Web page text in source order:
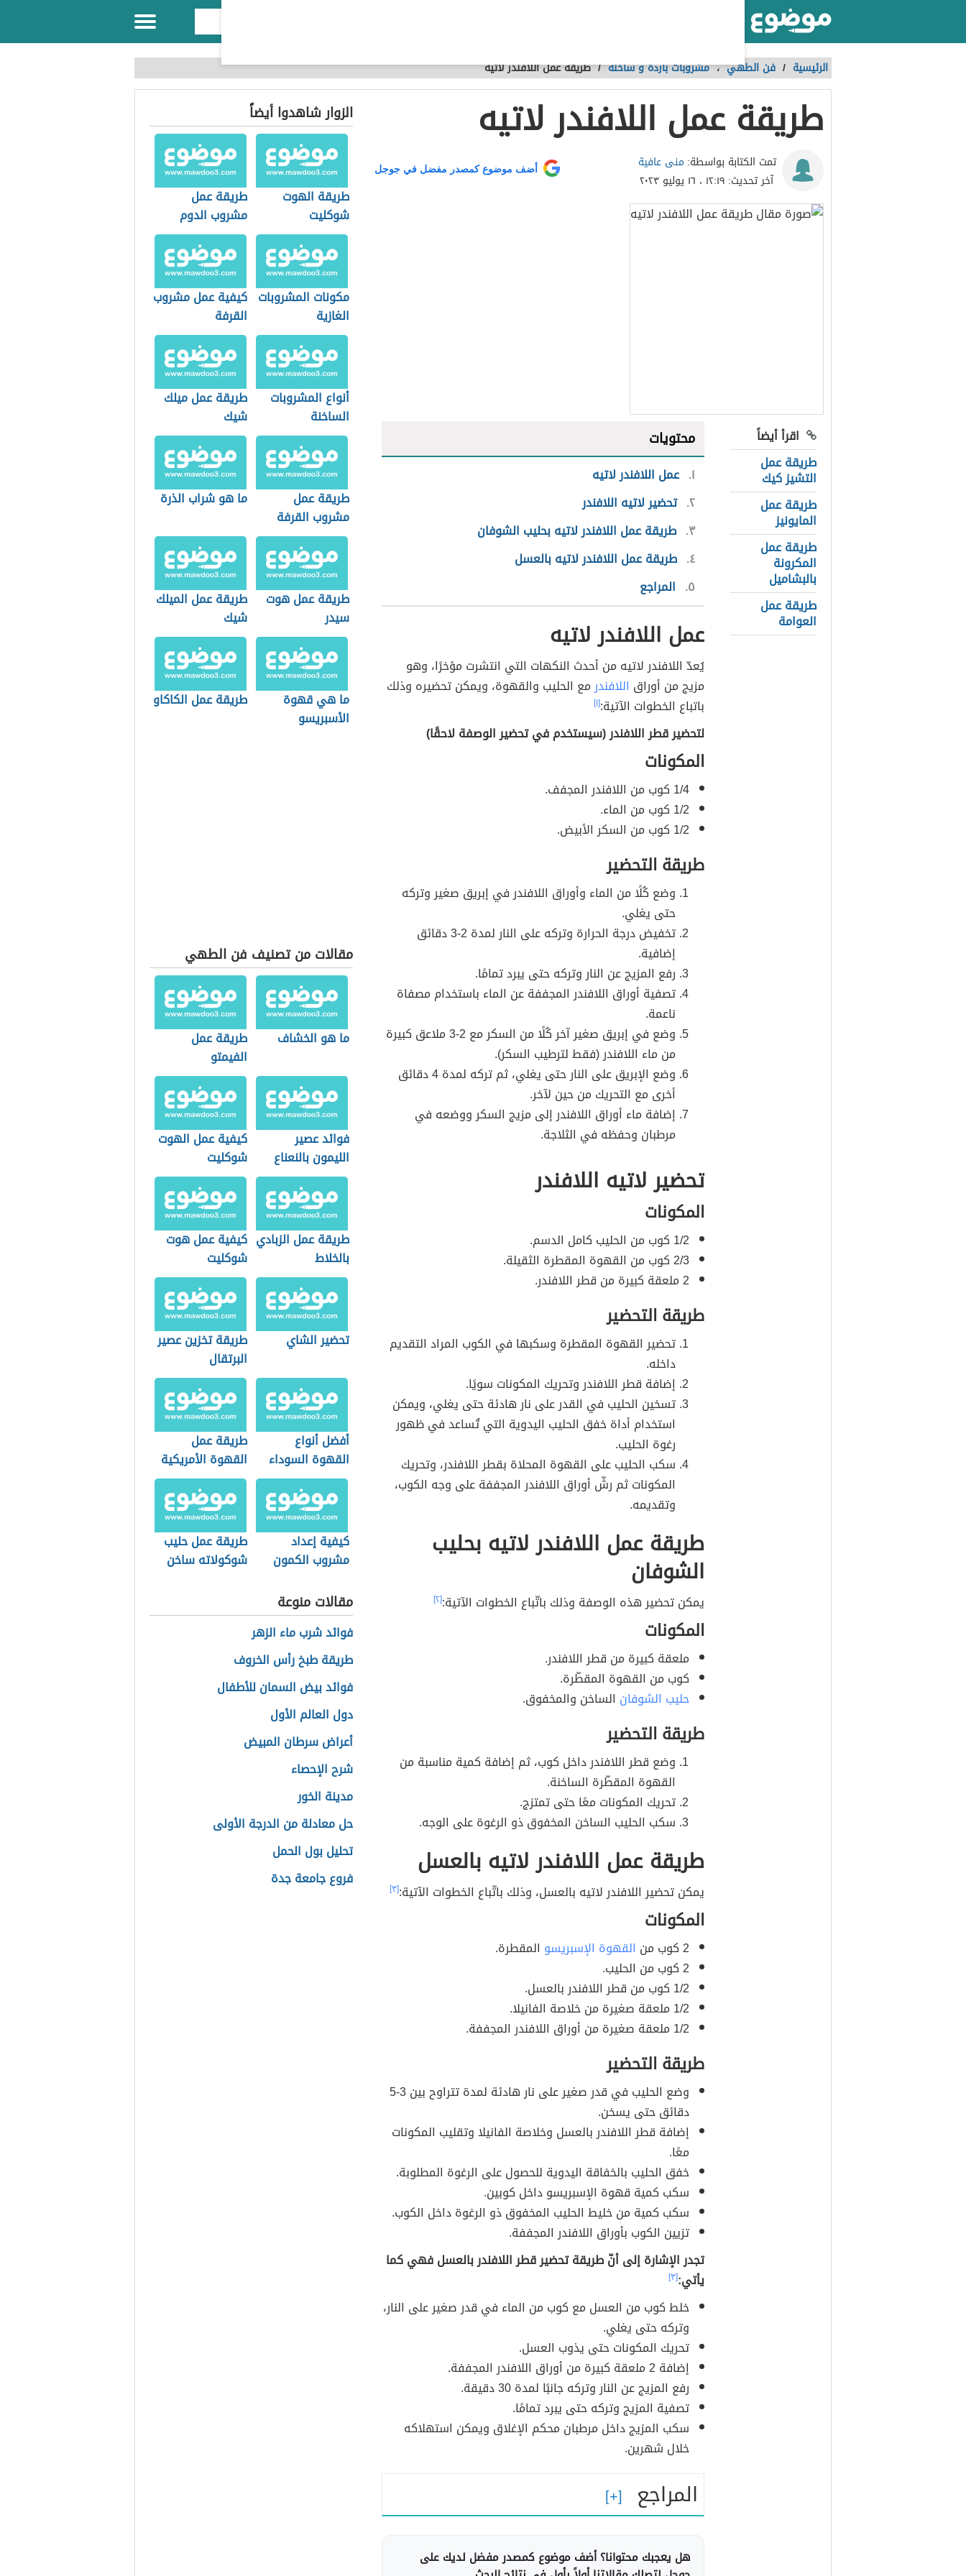
الرئيسية / فن الطهي،مشروبات باردة و ساخنة /طريقة عمل اللافندر لاتيه
طريقة عمل اللافندر لاتيه
تمت الكتابة بواسطة: منى عافية
آخر تحديث: ١٢:١٩ ، ١٦ يوليو ٢٠٢٣
أضف موضوع كمصدر مفضل في جوجل
اقرأ أيضاً
طريقة عمل
التشيز كيك
طريقة عمل
المايونيز
طريقة عمل
المكرونة
بالبشاميل
طريقة عمل
العوامة
محتويات
١ عمل اللافندر لاتيه
٢ تحضير لاتيه اللافندر
٣ طريقة عمل اللافندر لاتيه بحليب الشوفان
٤ طريقة عمل اللافندر لاتيه بالعسل
٥ المراجع
عمل اللافندر لاتيه
يُعدّ اللافندر لاتيه من أحدث النكهات التي انتشرت مؤخرًا، وهو
مزيج من أوراق اللافندرمع الحليب والقهوة، ويمكن تحضيره وذلك
باتباع الخطوات الآتية:[١]
لتحضير قطر اللافندر (سيستخدم في تحضير الوصفة لاحقًا)
المكونات
1/4 كوب من اللافندر المجفف.
1/2 كوب من الماء.
1/2 كوب من السكر الأبيض.
طريقة التحضير
وضع كُلًا من الماء وأوراق اللافندر في إبريق صغير وتركه
حتى يغلي.
تخفيض درجة الحرارة وتركه على النار لمدة 2-3 دقائق
إضافية.
رفع المزيج عن النار وتركه حتى يبرد تمامًا.
تصفية أوراق اللافندر المجففة عن الماء باستخدام مصفاة
ناعمة.
وضع في إبريق صغير آخر كُلًا من السكر مع 2-3 ملاعق كبيرة
من ماء اللافندر (فقط لترطيب السكر).
وضع الإبريق على النار حتى يغلي، ثم تركه لمدة 4 دقائق
أخرى مع التحريك من حين لآخر.
إضافة ماء أوراق اللافندر إلى مزيج السكر ووضعه في
مرطبان وحفظه في الثلاجة.
تحضير لاتيه اللافندر
المكونات
1/2 كوب من الحليب كامل الدسم.
2/3 كوب من القهوة المقطرة الثقيلة.
2 ملعقة كبيرة من قطر اللافندر.
طريقة التحضير
تحضير القهوة المقطرة وسكبها في الكوب المراد التقديم
داخله.
إضافة قطر اللافندر وتحريك المكونات سويًا.
تسخين الحليب في القدر على نار هادئة حتى يغلي، ويمكن
استخدام أداة خفق الحليب اليدوية التي تُساعد في ظهور
رغوة الحليب.
سكب الحليب على القهوة المحلاة بقطر اللافندر، وتحريك
المكونات ثم رشّ أوراق اللافندر المجففة على وجه الكوب،
وتقديمه.
طريقة عمل اللافندر لاتيه بحليب
الشوفان
يمكن تحضير هذه الوصفة وذلك باتّباع الخطوات الآتية:[٢]
المكونات
ملعقة كبيرة من قطر اللافندر.
كوب من القهوة المقطّرة.
حليب الشوفان الساخن والمخفوق.
طريقة التحضير
وضع قطر اللافندر داخل كوب، ثم إضافة كمية مناسبة من
القهوة المقطّرة الساخنة.
تحريك المكونات معًا حتى تمتزج.
سكب الحليب الساخن المخفوق ذو الرغوة على الوجه.
طريقة عمل اللافندر لاتيه بالعسل
يمكن تحضير اللافندر لاتيه بالعسل، وذلك باتّباع الخطوات الآتية:[٣]
المكونات
2 كوب من القهوة الإسبريسو المقطرة.
2 كوب من الحليب.
1/2 كوب من قطر اللافندر بالعسل.
1/2 ملعقة صغيرة من خلاصة الفانيلا.
1/2 ملعقة صغيرة من أوراق اللافندر المجففة.
طريقة التحضير
وضع الحليب في قدر صغير على نار هادئة لمدة تتراوح بين 3-5
دقائق حتى يسخن.
إضافة قطر اللافندر بالعسل وخلاصة الفانيلا وتقليب المكونات
معًا.
خفق الحليب بالخفاقة اليدوية للحصول على الرغوة المطلوبة.
سكب كمية قهوة الإسبريسو داخل كوبين.
سكب كمية من خليط الحليب المخفوق ذو الرغوة داخل الكوب.
تزيين الكوب بأوراق اللافندر المجففة.
تجدر الإشارة إلى أنّ طريقة تحضير قطر اللافندر بالعسل فهي كما
يأتي:[٣]
خلط كوب من العسل مع كوب من الماء في قدر صغير على النار،
وتركه حتى يغلي.
تحريك المكونات حتى يذوب العسل.
إضافة 2 ملعقة كبيرة من أوراق اللافندر المجففة.
رفع المزيج عن النار وتركه جانبًا لمدة 30 دقيقة.
تصفية المزيج وتركه حتى يبرد تمامًا.
سكب المزيج داخل مرطبان محكم الإغلاق ويمكن استهلاكه
خلال شهرين.
المراجع
هل يعجبك محتوانا؟ أضف موضوع كمصدر مفضل لديك على
الزوار شاهدوا أيضاً
طريقة الهوت
شوكليت
طريقة عمل
مشروب الدوم
مكونات المشروبات
الغازية
كيفية عمل مشروب
القرفة
أنواع المشروبات
الساخنة
طريقة عمل ميلك
شيك
طريقة عمل
مشروب القرفة
ما هو شراب الذرة
طريقة عمل هوت
سيدر
طريقة عمل الميلك
شيك
ما هي قهوة
الأسبريسو
طريقة عمل الكاكاو
مقالات من تصنيف فن الطهي
ما هو الخشاف
طريقة عمل
الفيمتو
فوائد عصير
الليمون بالنعناع
كيفية عمل الهوت
شوكليت
طريقة عمل الزبادي
بالخلاط
كيفية عمل هوت
شوكليت
تحضير الشاي
طريقة تخزين عصير
البرتقال
أفضل أنواع
القهوة السوداء
طريقة عمل
القهوة الأمريكية
في البيت
كيفية إعداد
مشروب الكمون
طريقة عمل حليب
شوكولاته ساخن
مقالات منوعة
فوائد شرب ماء الزهر
طريقة طبخ رأس الخروف
فوائد بيض السمان للأطفال
دول العالم الأول
أعراض سرطان المبيض
شرح الإحصاء
مدينة الخور
حل معادلة من الدرجة الأولى
تحليل بول الحمل
فروع جامعة جدة